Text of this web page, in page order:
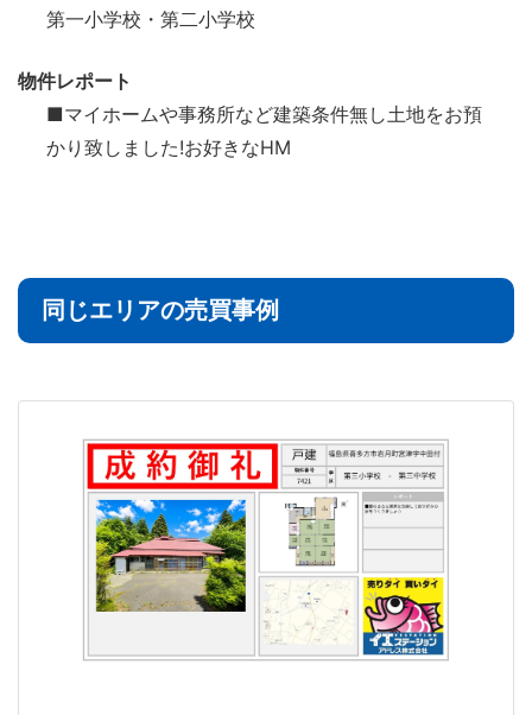
第一小学校・第二小学校
物件レポート
■マイホームや事務所など建築条件無し土地をお預
かり致しました!お好きなHM
同じエリアの売買事例